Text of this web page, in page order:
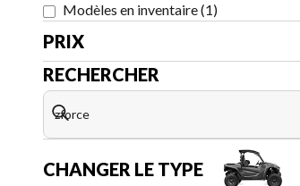
Modèles en inventaire(1)
PRIX
RECHERCHER
CHANGER LE TYPE